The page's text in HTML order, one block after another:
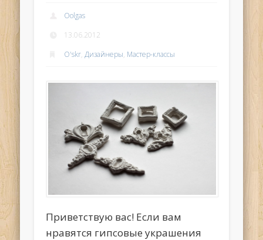
Oolgas
13.06.2012
O'skr,Дизайнеры, Мастер-классы
Приветствую вас! Если вам
нравятся гипсовые украшения